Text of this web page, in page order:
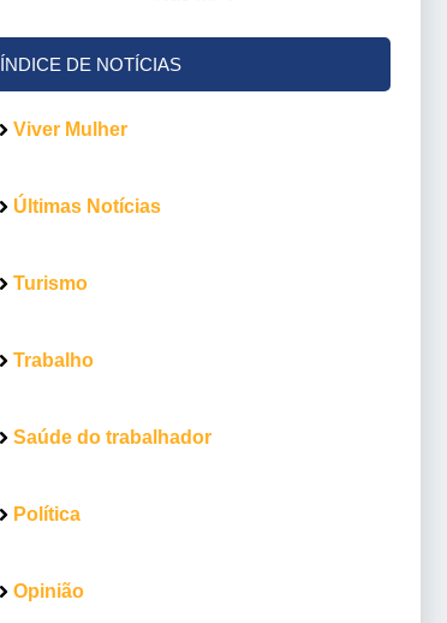
ÍNDICE DE NOTÍCIAS
Viver Mulher
Últimas Notícias
Turismo
Trabalho
Saúde do trabalhador
Política
Opinião